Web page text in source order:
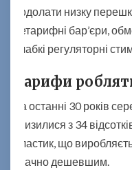
подолати низку
нетарифні бар’єри,
слабкі регуляторні
Тарифи
За останні 30 років
знизилися з 34
пластик, що
значно дешевшим.